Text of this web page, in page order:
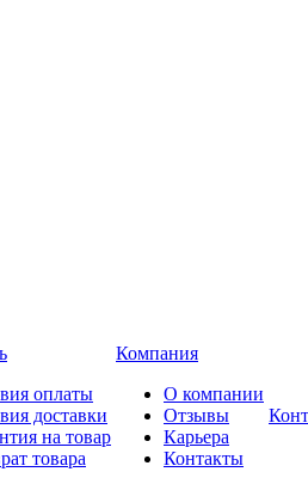
оплаты
доставки
на товар
товара
Компания
О компании
Отзывы
Карьера
Контакты